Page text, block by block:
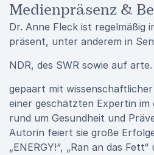
Medienpräsenz &
Dr. Anne Fleck ist regelmäßig
präsent, unter anderem in
NDR, des SWR sowie auf arte
gepaart mit
einer geschätzten Expertin
rund um Gesundheit und
Autorin feiert sie große
„ENERGY!“, „Ran an das